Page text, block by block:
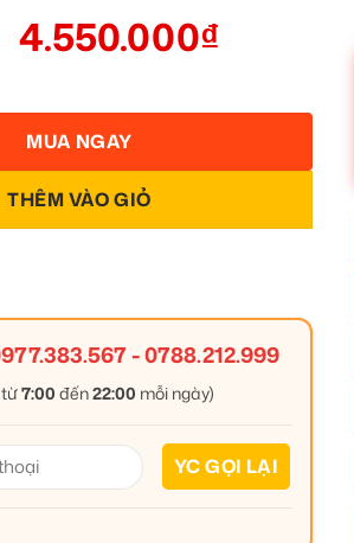
4.550.000₫
THÊM VÀO GIỎ
MUA NGAY
-0788.212.999
7:00 đến22:00 mỗi ngày)